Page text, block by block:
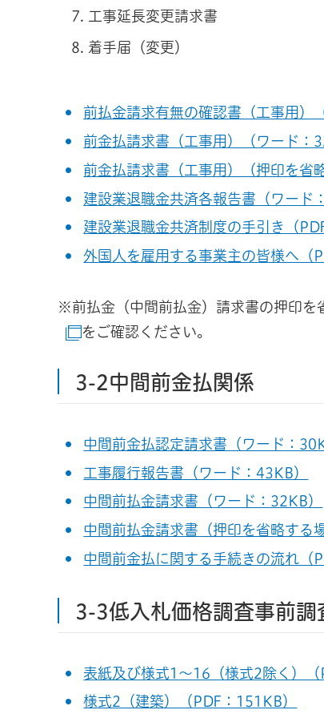
工事延長変更請求書
着手届（変更）
前払金請求有無の確認書（工事用）
前金払請求書（工事用）（ワード：
前金払請求書（工事用）（押印を省
建設業退職金共済各報告書（ワード
建設業退職金共済制度の手引き（
外国人を雇用する事業主の皆様へ（
※前払金（中間前払金）請求書の押印を
（別ウインドウで開きます）
をご確認ください。
3-2中間前金払関係
中間前金払認定請求書（ワード：
工事履行報告書（ワード：43KB）
中間前払金請求書（ワード：32KB）
中間前払金請求書（押印を省略する
中間前金払に関する手続きの流れ（
3-3低入札価格調査事前調
表紙及び様式1～16（様式2除く）（
様式2（建築）（PDF：151KB）